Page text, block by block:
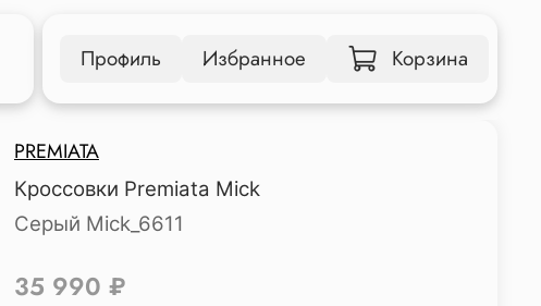
Профиль Избранное Корзина
PREMIATA
Кроссовки Premiata Mick
Серый Mick_6611
35 990 ₽